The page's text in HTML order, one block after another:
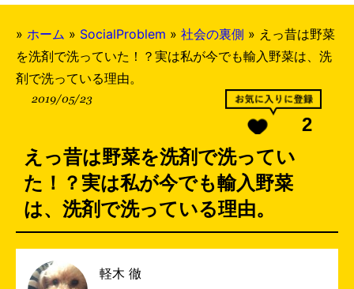
» ホーム » SocialProblem » 社会の裏側 » えっ昔は野菜
を洗剤で洗っていた！？実は私が今でも輸入野菜は、洗
剤で洗っている理由。
2019/05/23
2
えっ昔は野菜を洗剤で洗ってい
た！？実は私が今でも輸入野菜
は、洗剤で洗っている理由。
軽木 徹